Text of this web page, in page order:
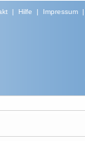
| Hilfe | Impressum|